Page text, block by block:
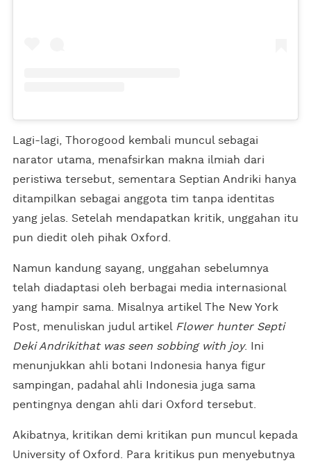
Lagi-lagi, Thorogood kembali muncul sebagai
narator utama, menafsirkan makna ilmiah dari
peristiwa tersebut, sementara Septian Andriki hanya
ditampilkan sebagai anggota tim tanpa identitas
yang jelas. Setelah mendapatkan kritik, unggahan itu
pun diedit oleh pihak Oxford.
Namun kandung sayang, unggahan sebelumnya
telah diadaptasi oleh berbagai media internasional
yang hampir sama. Misalnya artikel The New York
Post, menuliskan judul artikel Flower hunter Septi
Deki Andrikithat was seen sobbing with joy. Ini
menunjukkan ahli botani Indonesia hanya figur
sampingan, padahal ahli Indonesia juga sama
pentingnya dengan ahli dari Oxford tersebut.
Akibatnya, kritikan demi kritikan pun muncul kepada
University of Oxford. Para kritikus pun menyebutnya